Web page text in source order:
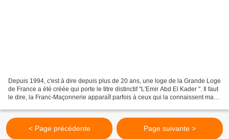
Depuis 1994, c'est à dire depuis plus de 20 ans, une loge de la Grande Loge
de France a été créée qui porte le titre distinctif "L'Emir Abd El Kader ". Il faut
le dire, la Franc-Maçonnerie apparaît parfois à ceux qui la connaissent mal -
< Page précédente Page suivante >